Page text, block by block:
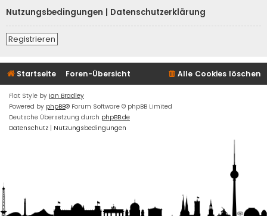
Nutzungsbedingungen | Datenschutzerklärung
Registrieren
Startseite Foren-Übersicht Alle Cookies löschen
Flat Style by Ian Bradley
Powered by phpBB® Forum Software © phpBB Limited
Deutsche Übersetzung durch phpBB.de
Datenschutz | Nutzungsbedingungen